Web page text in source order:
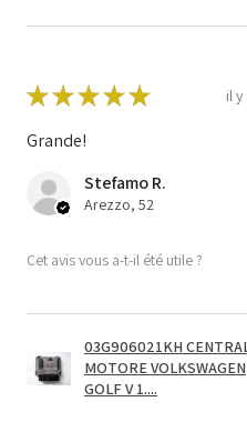
★★★★★ il y
Grande!
Stefamo R.
Arezzo, 52
Cet avis vous a-t-il été utile ?
03G906021KH
MOTORE VOLKSWAGEN
GOLF V 1....